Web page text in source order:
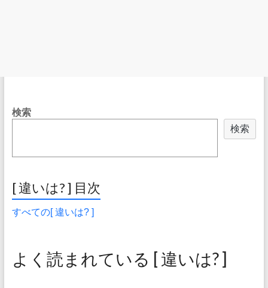
検索
検索
[ 違いは? ] 目次
すべての[ 違いは? ]
よく読まれている [ 違いは? ]